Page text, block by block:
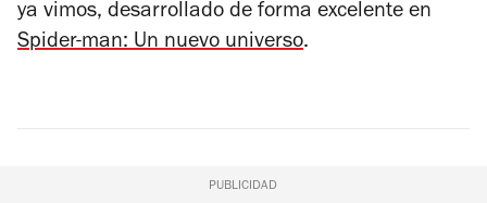
ya vimos, desarrollado de forma excelente en
Spider-man: Un nuevo universo.
PUBLICIDAD